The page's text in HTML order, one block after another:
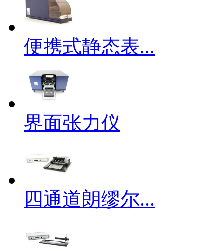
便携式静态表...
界面张力仪
四通道朗缪尔...